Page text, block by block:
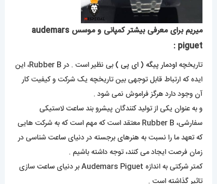
میریم برای معرفی بیشتر کمپانی و موسس audemars
piguet :
تاریخچه اودمار پیگه ( ای پی )
بی نظیر است . در Rubber B، این
ایده که ارتباط قابل توجهی بین تاریخچه یک شرکت و کیفیت کار
آن وجود دارد هرگز فراموش نمی شود .
و به عنوان یکی از تولید کنندگان پیشرو بندساعت لاستیکی
سفارشی، Rubber B معتقد است که مهم است که به شرکت هایی
که تعهد ما را نسبت به هنرهای برجسته در دنیای ساعت شناسی در
زمان فرصت ایجاد می کنند، توجه داشته باشیم .
کمتر شرکتی به اندازه Audemars Piguet بر دنیای
ساعت سازی
تاثیر گذاشته است .